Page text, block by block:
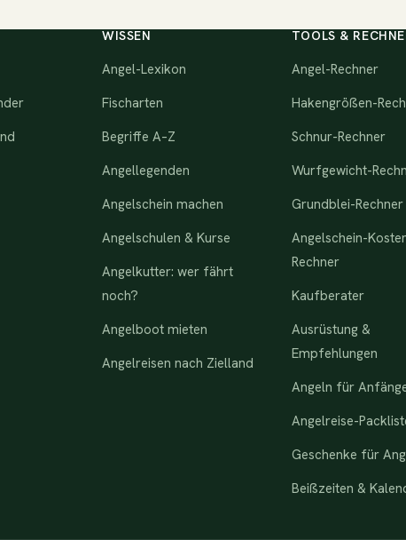
WISSEN
Angel-Lexikon
Fischarten
Begriffe A–Z
Angellegenden
Angelschein machen
Angelschulen & Kurse
Angelkutter: wer fährt
noch?
Angelboot mieten
Angelreisen nach Zielland
TOOLS &
Angel-Rechner
Hakengrößen-
Schnur-Rechner
Wurfgewicht-
Grundblei-Rechner
Angelschein-
Rechner
Kaufberater
Ausrüstung &
Empfehlungen
Angeln für
Angelreise-
Geschenke für
Beißzeiten &